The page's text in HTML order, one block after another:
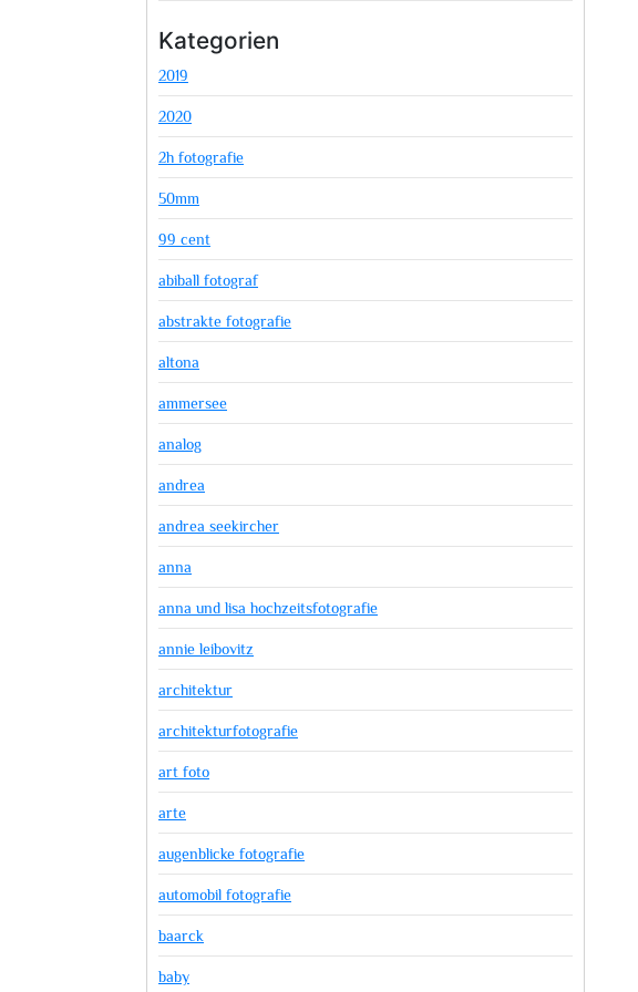
Kategorien
2019
2020
2h fotografie
50mm
99 cent
abiball fotograf
abstrakte fotografie
altona
ammersee
analog
andrea
andrea seekircher
anna
anna und lisa hochzeitsfotografie
annie leibovitz
architektur
architekturfotografie
art foto
arte
augenblicke fotografie
automobil fotografie
baarck
baby